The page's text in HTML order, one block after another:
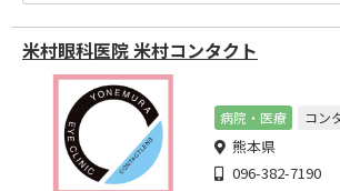
米村眼科医院 米村コンタクト
病院・医療 コン
熊本県
096-382-7190